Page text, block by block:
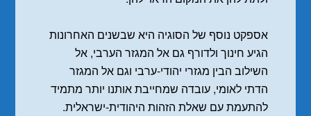
אספקט נוסף של הסוגיה היא שבשנים האחרונות
הגיע חינוך ולדורף גם אל המגזר הערבי, אל
השילוב הבין מגזרי יהודי-ערבי וגם אל המגזר
הדתי לאומי, עובדה שמחייבת אותנו יותר מתמיד
להתעמת עם שאלת הזהות היהודית-ישראלית.